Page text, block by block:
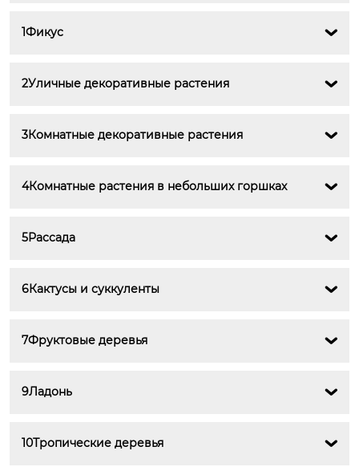
1Фикус 
2Уличные декоративные растения 
3Комнатные декоративные растения 
4Комнатные растения в небольших горшках 
5Рассада 
6Кактусы и суккуленты 
7Фруктовые деревья 
9Ладонь 
10Тропические деревья 